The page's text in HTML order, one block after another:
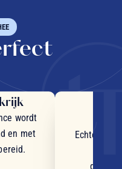
wordt
en met
Echte